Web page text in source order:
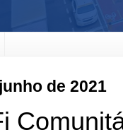
de 2021